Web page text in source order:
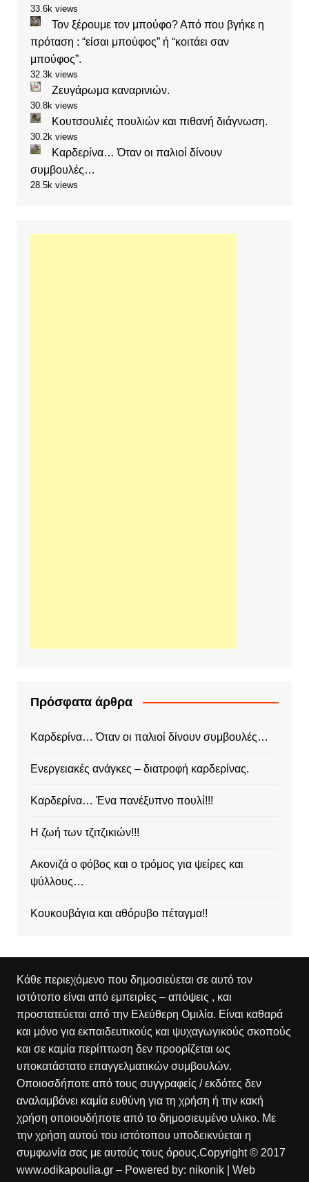
33.6k views
Τον ξέρουμε τον μπούφο? Από που βγήκε η
πρόταση : “είσαι μπούφος” ή “κοιτάει σαν
μπούφος”.
32.3k views
Ζευγάρωμα καναρινιών.
30.8k views
Κουτσουλιές πουλιών και πιθανή διάγνωση.
30.2k views
Καρδερίνα… Όταν οι παλιοί δίνουν
συμβουλές…
28.5k views
Πρόσφατα άρθρα
Καρδερίνα… Όταν οι παλιοί δίνουν συμβουλές…
Ενεργειακές ανάγκες – διατροφή καρδερίνας.
Καρδερίνα… Ένα πανέξυπνο πουλί!!!
Η ζωή των τζιτζικιών!!!
Ακονιζά ο φόβος και ο τρόμος για ψείρες και
ψύλλους…
Κουκουβάγια και αθόρυβο πέταγμα!!
Κάθε περιεχόμενο που δημοσιεύεται σε αυτό τον
ιστότοπο είναι από εμπειρίες – απόψεις , και
προστατεύεται από την Ελεύθερη Ομιλία. Είναι καθαρά
και μόνο για εκπαιδευτικούς και ψυχαγωγικούς σκοπούς
και σε καμία περίπτωση δεν προορίζεται ως
υποκατάστατο επαγγελματικών συμβουλών.
Οποιοσδήποτε από τους συγγραφείς / εκδότες δεν
αναλαμβάνει καμία ευθύνη για τη χρήση ή την κακή
χρήση οποιουδήποτε από το δημοσιευμένο υλικο. Με
την χρήση αυτού του ιστότοπου υποδεικνύεται η
συμφωνία σας με αυτούς τους όρους.Copyright © 2017
www.odikapoulia.gr – Powered by: nikonik
| Web